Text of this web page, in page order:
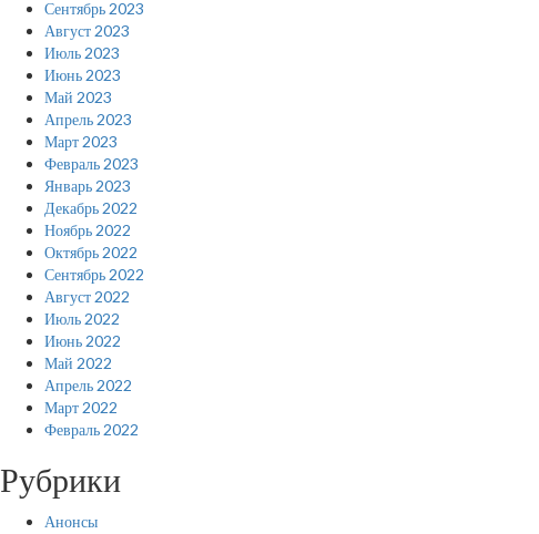
Сентябрь 2023
Август 2023
Июль 2023
Июнь 2023
Май 2023
Апрель 2023
Март 2023
Февраль 2023
Январь 2023
Декабрь 2022
Ноябрь 2022
Октябрь 2022
Сентябрь 2022
Август 2022
Июль 2022
Июнь 2022
Май 2022
Апрель 2022
Март 2022
Февраль 2022
Рубрики
Анонсы